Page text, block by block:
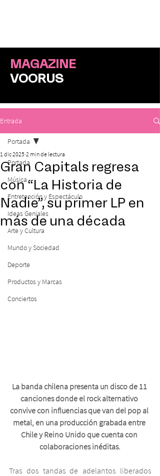
MAGAZINE
VOORUS
Entrada
Portada
Música
Entretención y Espectáculo
Ideas Geniales
Arte y Cultura
Mundo y Sociedad
Deporte
Productos y Marcas
Conciertos
Portada
Gran Capitals regresa
con “La Historia de
Nadie”, su primer LP en
más de una década
1 dic 2025 2 min de lectura
La banda chilena presenta un disco de 11
canciones donde el rock alternativo
convive con influencias que van del pop al
metal, en una producción grabada entre
Chile y Reino Unido que cuenta con
colaboraciones inéditas.
Tras dos tandas de adelantos liberados